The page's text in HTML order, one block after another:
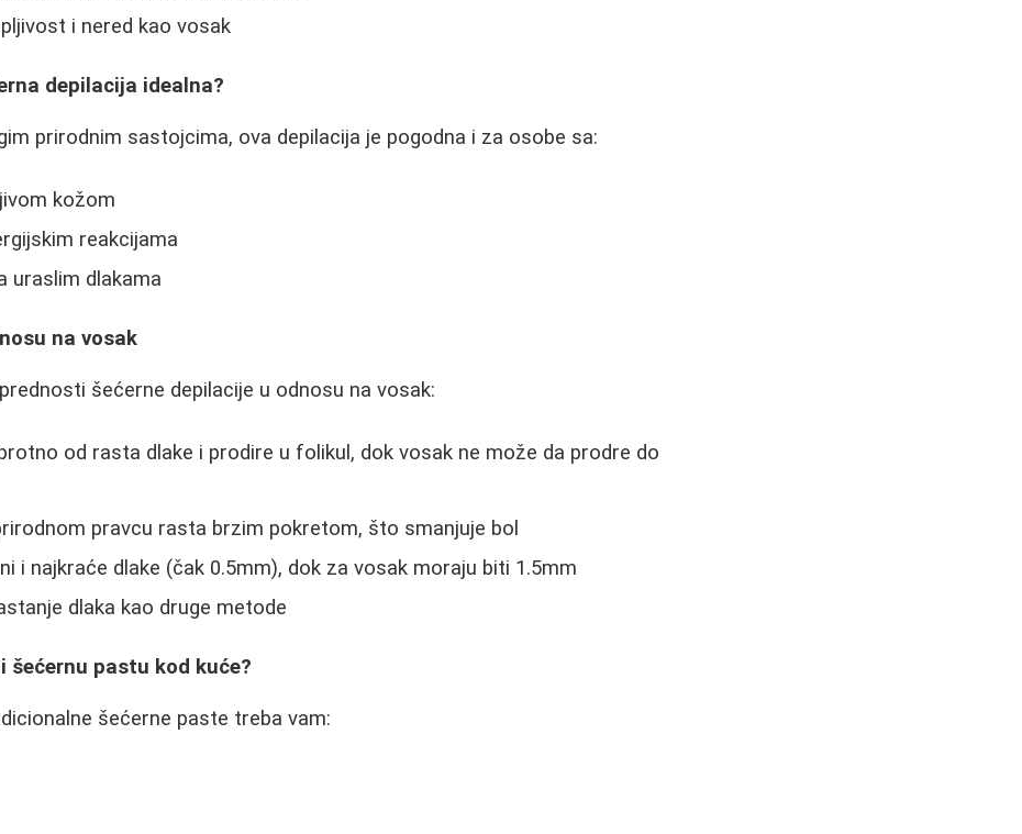
i nered kao vosak
depilacija idealna?
prirodnim sastojcima, ova depilacija je pogodna i za osobe sa:
kožom
reakcijama
uraslim dlakama
na vosak
šećerne depilacije u odnosu na vosak:
od rasta dlake i prodire u folikul, dok vosak ne može da prodre do
pravcu rasta brzim pokretom, što smanjuje bol
i najkraće dlake (čak 0.5mm), dok za vosak moraju biti 1.5mm
dlaka kao druge metode
šećernu pastu kod kuće?
šećerne paste treba vam: